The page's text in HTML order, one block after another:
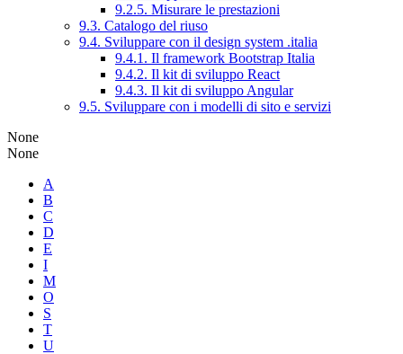
9.2.5. Misurare le prestazioni
9.3. Catalogo del riuso
9.4. Sviluppare con il design system .italia
9.4.1. Il framework Bootstrap Italia
9.4.2. Il kit di sviluppo React
9.4.3. Il kit di sviluppo Angular
9.5. Sviluppare con i modelli di sito e servizi
None
None
A
B
C
D
E
I
M
O
S
T
U